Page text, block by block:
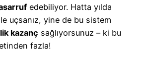
edebiliyor. Hatta yılda
uçsanız, yine de bu sistem
kazanç sağlıyorsunuz – ki bu
fazla!